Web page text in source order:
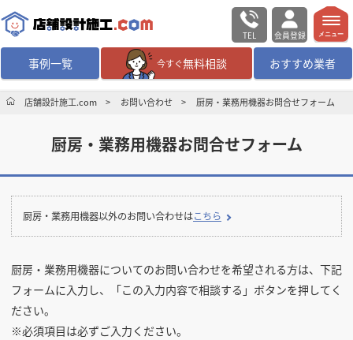
TEL 会員登録
事例一覧 今すぐ無料相談 おすすめ業者
無料相談 ログイン／会員登録
デザイン設計・施工業者を探す
店舗・商業施設の施工事例を探す
マッチング案件一覧
店舗設計施工.comとは
内装の費用相場シミュレーター
メニュー
店舗設計施工.com お問い合わせ 厨房・業務用機器お問合せフォーム
厨房・業務用機器お問合せフォーム
厨房・業務用機器以外のお問い合わせはこちら
厨房・業務用機器についてのお問い合わせを希望される方は、下記
フォームに入力し、「この入力内容で相談する」ボタンを押してく
ださい。
※必須項目は必ずご入力ください。